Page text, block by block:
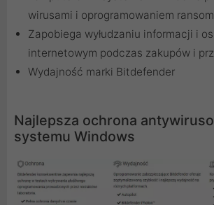
wirusami i oprogramowaniem
Zapobiega wyłudzaniu informacji i
internetowym podczas zakupów i
Wydajność marki Bitdefender
Najlepsza ochrona
systemu Windows